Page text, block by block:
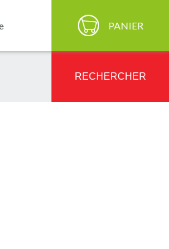
PANIER
RECHERCHER